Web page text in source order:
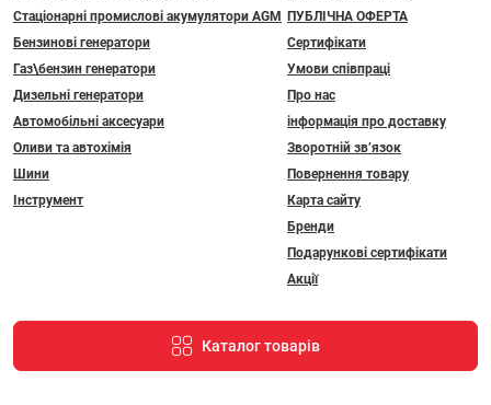
Стаціонарні промислові акумулятори АGM
Бензинові генератори
Газ\бензин генератори
Дизельні генератори
Автомобільні аксесуари
Оливи та автохімія
Шини
Інструмент
ПУБЛІЧНА ОФЕРТА
Сертифікати
Умови співпраці
Про нас
інформація про доставку
Зворотній зв’язок
Повернення товару
Карта сайту
Бренди
Подарункові сертифікати
Акції
Каталог товарів